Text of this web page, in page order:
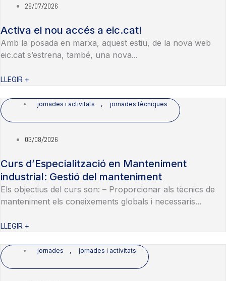
29/07/2026
Activa el nou accés a eic.cat!
Amb la posada en marxa, aquest estiu, de la nova web
eic.cat s’estrena, també, una nova...
LLEGIR +
jornades i activitats , jornades tècniques
03/08/2026
Curs d’Especialització en Manteniment
industrial: Gestió del manteniment
Els objectius del curs son: – Proporcionar als tècnics de
manteniment els coneixements globals i necessaris...
LLEGIR +
jornades , jornades i activitats